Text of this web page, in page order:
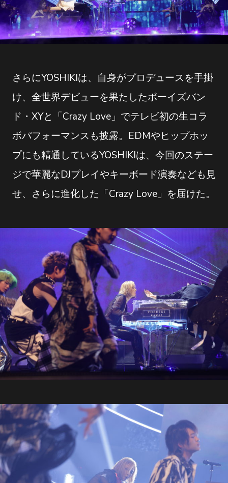
さらにYOSHIKIは、自身がプロデュースを手掛
け、全世界デビューを果たしたボーイズバン
ド・XYと「Crazy Love」でテレビ初の生コラ
ボパフォーマンスも披露。EDMやヒップホッ
プにも精通しているYOSHIKIは、今回のステー
ジで華麗なDJプレイやキーボード演奏なども見
せ、さらに進化した「Crazy Love」を届けた。